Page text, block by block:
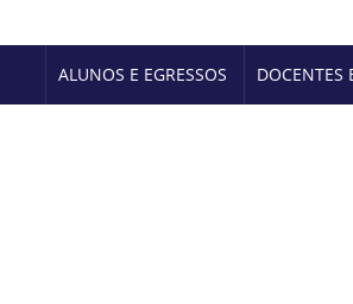
ALUNOS E EGRESSOS DOCENTES